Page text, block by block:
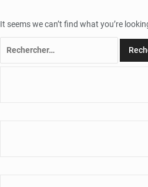
It seems we can’t find what you’re